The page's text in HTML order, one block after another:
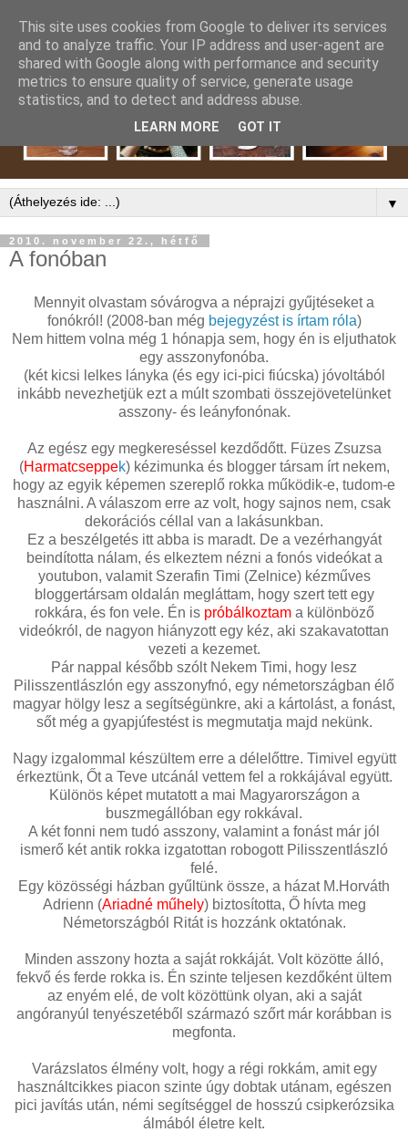
▼
2010. november 22., hétfő
A fonóban
Mennyit olvastam sóvárogva a néprajzi gyűjtéseket a
fonókról! (2008-ban még bejegyzést is írtam róla)
Nem hittem volna még 1 hónapja sem, hogy én is eljuthatok
egy asszonyfonóba.
(két kicsi lelkes lányka (és egy ici-pici fiúcska) jóvoltából
inkább nevezhetjük ezt a múlt szombati összejövetelünket
asszony- és leányfonónak.
Az egész egy megkereséssel kezdődőtt. Füzes Zsuzsa
(Harmatcseppek) kézimunka és blogger társam írt nekem,
hogy az egyik képemen szereplő rokka működik-e, tudom-e
használni. A válaszom erre az volt, hogy sajnos nem, csak
dekorációs céllal van a lakásunkban.
Ez a beszélgetés itt abba is maradt. De a vezérhangyát
beindította nálam, és elkeztem nézni a fonós videókat a
youtubon, valamit Szerafin Timi (Zelnice) kézműves
bloggertársam oldalán megláttam, hogy szert tett egy
rokkára, és fon vele. Én is próbálkoztama különböző
videókról, de nagyon hiányzott egy kéz, aki szakavatottan
vezeti a kezemet.
Pár nappal később szólt Nekem Timi, hogy lesz
Pilisszentlászlón egy asszonyfnó, egy németországban élő
magyar hölgy lesz a segítségünkre, aki a kártolást, a fonást,
sőt még a gyapjúfestést is megmutatja majd nekünk.
Nagy izgalommal készültem erre a délelőttre. Timivel együtt
érkeztünk, Őt a Teve utcánál vettem fel a rokkájával együtt.
Különös képet mutatott a mai Magyarországon a
buszmegállóban egy rokkával.
A két fonni nem tudó asszony, valamint a fonást már jól
ismerő két antik rokka izgatottan robogott Pilisszentlászló
felé.
Egy közösségi házban gyűltünk össze, a házat M.Horváth
Adrienn (Ariadné műhely) biztosította, Ő hívta meg
Németországból Ritát is hozzánk oktatónak.
Minden asszony hozta a saját rokkáját. Volt közötte álló,
fekvő és ferde rokka is. Én szinte teljesen kezdőként ültem
az enyém elé, de volt közöttünk olyan, aki a saját
angóranyúl tenyészetéből származó szőrt már korábban is
megfonta.
Varázslatos élmény volt, hogy a régi rokkám, amit egy
használtcikkes piacon szinte úgy dobtak utánam, egészen
pici javítás után, némi segítséggel de hosszú csipkerózsika
álmából életre kelt.
This site uses cookies from Google to deliver its services
and to analyze traffic. Your IP address and user-agent are
shared with Google along with performance and security
metrics to ensure quality of service, generate usage
statistics, and to detect and address abuse.
LEARN MORE GOT IT